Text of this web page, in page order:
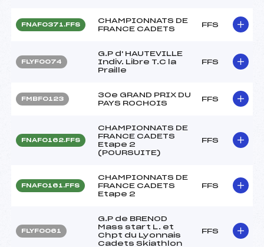
FNAF0371.FFS
CHAMPIONNATS DE
FRANCE CADETS
FFS
FLYF0074
G.P d' HAUTEVILLE
Indiv. Libre T.C la
Praille
FFS
FMBF0123
30e GRAND PRIX DU
PAYS ROCHOIS
FFS
FNAF0162.FFS
CHAMPIONNATS DE
FRANCE CADETS
Etape 2
(POURSUITE)
FFS
FNAF0161.FFS
CHAMPIONNATS DE
FRANCE CADETS
Etape 2
FFS
FLYF0061
G.P de BRENOD
Mass start L. et
Chpt du Lyonnais
Cadets Skiathlon
FFS